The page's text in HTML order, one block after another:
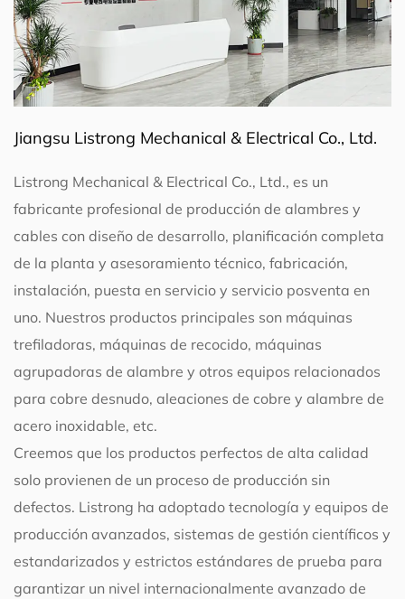
Jiangsu Listrong Mechanical & Electrical Co., Ltd.
Listrong Mechanical & Electrical Co., Ltd., es un
fabricante profesional de producción de alambres y
cables con diseño de desarrollo, planificación completa
de la planta y asesoramiento técnico, fabricación,
instalación, puesta en servicio y servicio posventa en
uno. Nuestros productos principales son máquinas
trefiladoras, máquinas de recocido, máquinas
agrupadoras de alambre y otros equipos relacionados
para cobre desnudo, aleaciones de cobre y alambre de
acero inoxidable, etc.
Creemos que los productos perfectos de alta calidad
solo provienen de un proceso de producción sin
defectos. Listrong ha adoptado tecnología y equipos de
producción avanzados, sistemas de gestión científicos y
estandarizados y estrictos estándares de prueba para
garantizar un nivel internacionalmente avanzado de